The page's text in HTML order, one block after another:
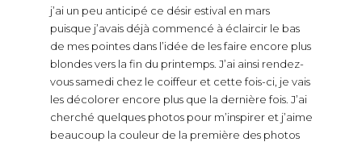
j’ai un peu anticipé ce désir estival en mars
puisque j’avais déjà commencé à éclaircir le bas
de mes pointes dans l’idée de les faire encore plus
blondes vers la fin du printemps. J’ai ainsi rendez-
vous samedi chez le coiffeur et cette fois-ci, je vais
les décolorer encore plus que la dernière fois. J’ai
cherché quelques photos pour m’inspirer et j’aime
beaucoup la couleur de la première des photos